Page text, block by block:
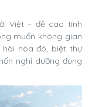
Việt – đề cao tính
muốn không gian
hòa đó, biệt thự
nghỉ dưỡng đúng